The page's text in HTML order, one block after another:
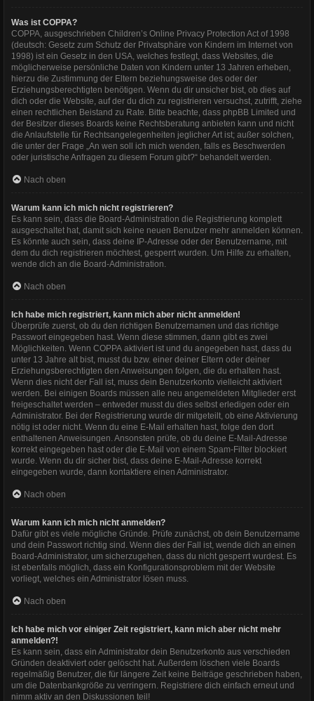
Was ist COPPA?
COPPA, ausgeschrieben Children’s Online Privacy Protection Act of 1998
(deutsch: Gesetz zum Schutz der Privatsphäre von Kindern im Internet von
1998) ist ein Gesetz in den USA, welches festlegt, dass Websites, die
möglicherweise persönliche Daten von Kindern unter 13 Jahren erheben,
hierzu die Zustimmung der Eltern beziehungsweise des oder der
Erziehungsberechtigten benötigen. Wenn du dir unsicher bist, ob dies auf
dich oder die Website, auf der du dich zu registrieren versuchst, zutrifft, ziehe
einen rechtlichen Beistand zu Rate. Bitte beachte, dass phpBB Limited und
der Besitzer dieses Boards keine Rechtsberatung anbieten kann und nicht
die Anlaufstelle für Rechtsangelegenheiten jeglicher Art ist; außer solchen,
die unter der Frage „An wen soll ich mich wenden, falls es Beschwerden
oder juristische Anfragen zu diesem Forum gibt?“ behandelt werden.
Nach oben
Warum kann ich mich nicht registrieren?
Es kann sein, dass die Board-Administration die Registrierung komplett
ausgeschaltet hat, damit sich keine neuen Benutzer mehr anmelden können.
Es könnte auch sein, dass deine IP-Adresse oder der Benutzername, mit
dem du dich registrieren möchtest, gesperrt wurden. Um Hilfe zu erhalten,
wende dich an die Board-Administration.
Nach oben
Ich habe mich registriert, kann mich aber nicht anmelden!
Überprüfe zuerst, ob du den richtigen Benutzernamen und das richtige
Passwort eingegeben hast. Wenn diese stimmen, dann gibt es zwei
Möglichkeiten. Wenn COPPA aktiviert ist und du angegeben hast, dass du
unter 13 Jahre alt bist, musst du bzw. einer deiner Eltern oder deiner
Erziehungsberechtigten den Anweisungen folgen, die du erhalten hast.
Wenn dies nicht der Fall ist, muss dein Benutzerkonto vielleicht aktiviert
werden. Bei einigen Boards müssen alle neu angemeldeten Mitglieder erst
freigeschaltet werden – entweder musst du dies selbst erledigen oder ein
Administrator. Bei der Registrierung wurde dir mitgeteilt, ob eine Aktivierung
nötig ist oder nicht. Wenn du eine E-Mail erhalten hast, folge den dort
enthaltenen Anweisungen. Ansonsten prüfe, ob du deine E-Mail-Adresse
korrekt eingegeben hast oder die E-Mail von einem Spam-Filter blockiert
wurde. Wenn du dir sicher bist, dass deine E-Mail-Adresse korrekt
eingegeben wurde, dann kontaktiere einen Administrator.
Nach oben
Warum kann ich mich nicht anmelden?
Dafür gibt es viele mögliche Gründe. Prüfe zunächst, ob dein Benutzername
und dein Passwort richtig sind. Wenn dies der Fall ist, wende dich an einen
Board-Administrator, um sicherzugehen, dass du nicht gesperrt wurdest. Es
ist ebenfalls möglich, dass ein Konfigurationsproblem mit der Website
vorliegt, welches ein Administrator lösen muss.
Nach oben
Ich habe mich vor einiger Zeit registriert, kann mich aber nicht mehr
anmelden?!
Es kann sein, dass ein Administrator dein Benutzerkonto aus verschieden
Gründen deaktiviert oder gelöscht hat. Außerdem löschen viele Boards
regelmäßig Benutzer, die für längere Zeit keine Beiträge geschrieben haben,
um die Datenbankgröße zu verringern. Registriere dich einfach erneut und
nimm aktiv an den Diskussionen teil!